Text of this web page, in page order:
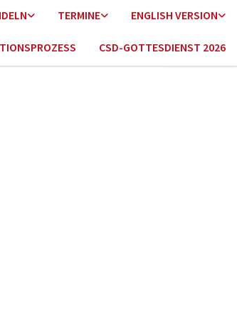
TERMINE ENGLISH VERSION
CSD-GOTTESDIENST 2026